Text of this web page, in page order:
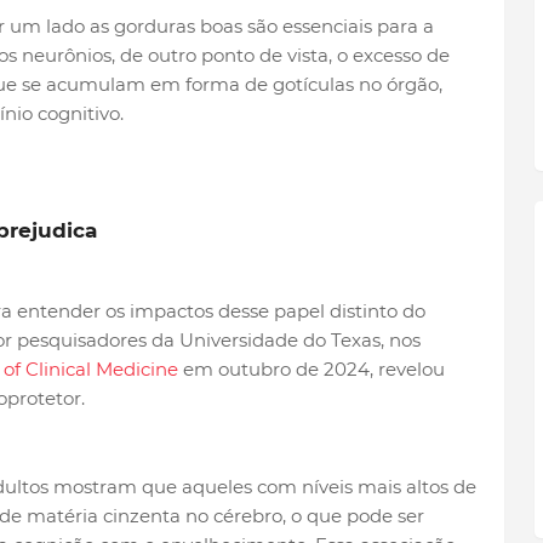
lado as gorduras boas são essenciais para a
neurônios, de outro ponto de vista, o excesso de
se acumulam em forma de gotículas no órgão,
cognitivo.
entender os impactos desse papel distinto do
pesquisadores da Universidade do Texas, nos
Clinical Medicineem outubro de 2024, revelou
mostram que aqueles com níveis mais altos de
matéria cinzenta no cérebro, o que pode ser